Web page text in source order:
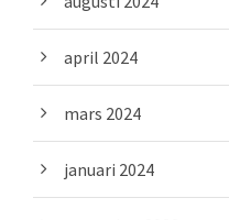
april 2024
mars 2024
januari 2024